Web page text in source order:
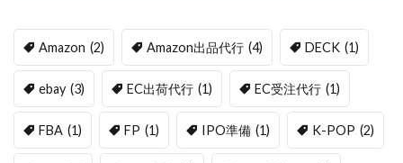
Amazon (2) Amazon出品代行 (4) DECK (1)
ebay (3) EC出荷代行 (1) EC受注代行 (1)
FBA (1) FP (1) IPO準備 (1) K-POP (2)